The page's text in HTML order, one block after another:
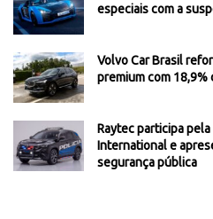
especiais com a
Volvo Car Brasil
premium com 18,9%
Raytec participa
International e
segurança pública